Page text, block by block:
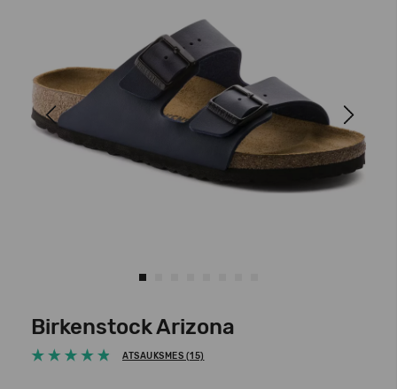
Previous Next
Birkenstock Arizona
ATSAUKSMES (15)